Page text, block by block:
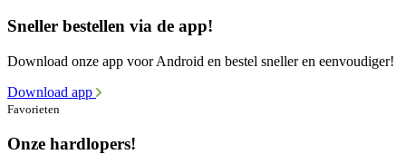
Sneller bestellen via de app!
Download onze app voor Android en bestel sneller en eenvoudiger!
Download app
Favorieten
Onze hardlopers!